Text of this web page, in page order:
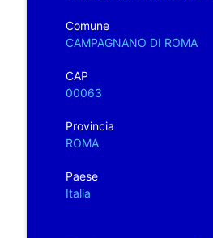
Comune
CAMPAGNANO DI ROMA
CAP
00063
Provincia
ROMA
Paese
Italia